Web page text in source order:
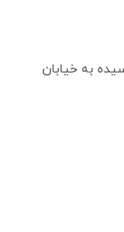
به خیابان